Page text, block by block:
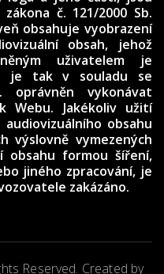
č. 121/2000 Sb.
obsahuje vyobrazení
obsah, jehož
uživatelem je
je tak v souladu se
oprávněn vykonávat
Webu. Jakékoliv užití
obsahu
výslovně vymezených
obsahu formou šíření,
jiného zpracování, je
zakázáno.
Reserved. Created by